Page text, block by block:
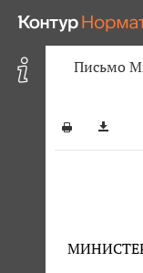
Письмо